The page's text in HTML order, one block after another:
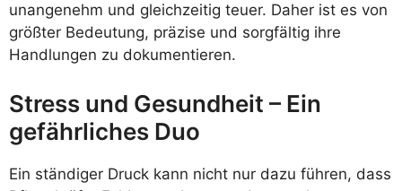
unangenehm und gleichzeitig teuer. Daher ist es von
größter Bedeutung, präzise und sorgfältig ihre
Handlungen zu dokumentieren.
Stress und Gesundheit – Ein
gefährliches Duo
Ein ständiger Druck kann nicht nur dazu führen, dass